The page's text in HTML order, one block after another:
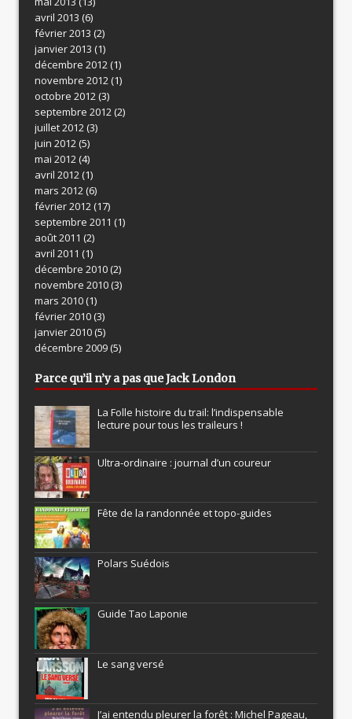
avril 2013 (6)
février 2013 (2)
janvier 2013 (1)
décembre 2012(1)
novembre 2012(1)
octobre 2012(3)
septembre 2012(2)
juillet 2012(3)
juin 2012(5)
mai 2012(4)
avril 2012(1)
mars 2012(6)
février 2012(17)
septembre 2011 (1)
août 2011 (2)
avril 2011 (1)
décembre 2010(2)
novembre 2010(3)
mars 2010(1)
février 2010(3)
janvier 2010(5)
décembre 2009(5)
Parce qu’il n’y a pas que Jack London
La Folle histoire du trail: l’indispensable
lecture pour tous les traileurs !
Ultra-ordinaire : journal d’un coureur
Fête de la randonnée et topo-guides
Polars Suédois
Guide Tao Laponie
Le sang versé
J’ai entendu pleurer la forêt : Michel Pageau,